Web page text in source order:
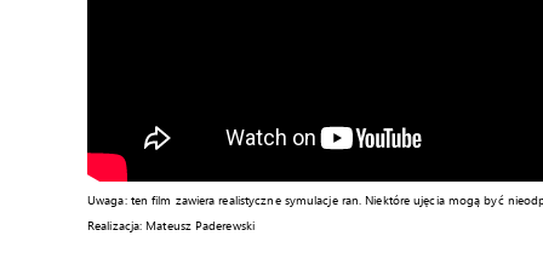
Uwaga: ten film zawiera realistyczne symulacje ran. Niektóre ujęcia mogą być
Realizacja: Mateusz Paderewski